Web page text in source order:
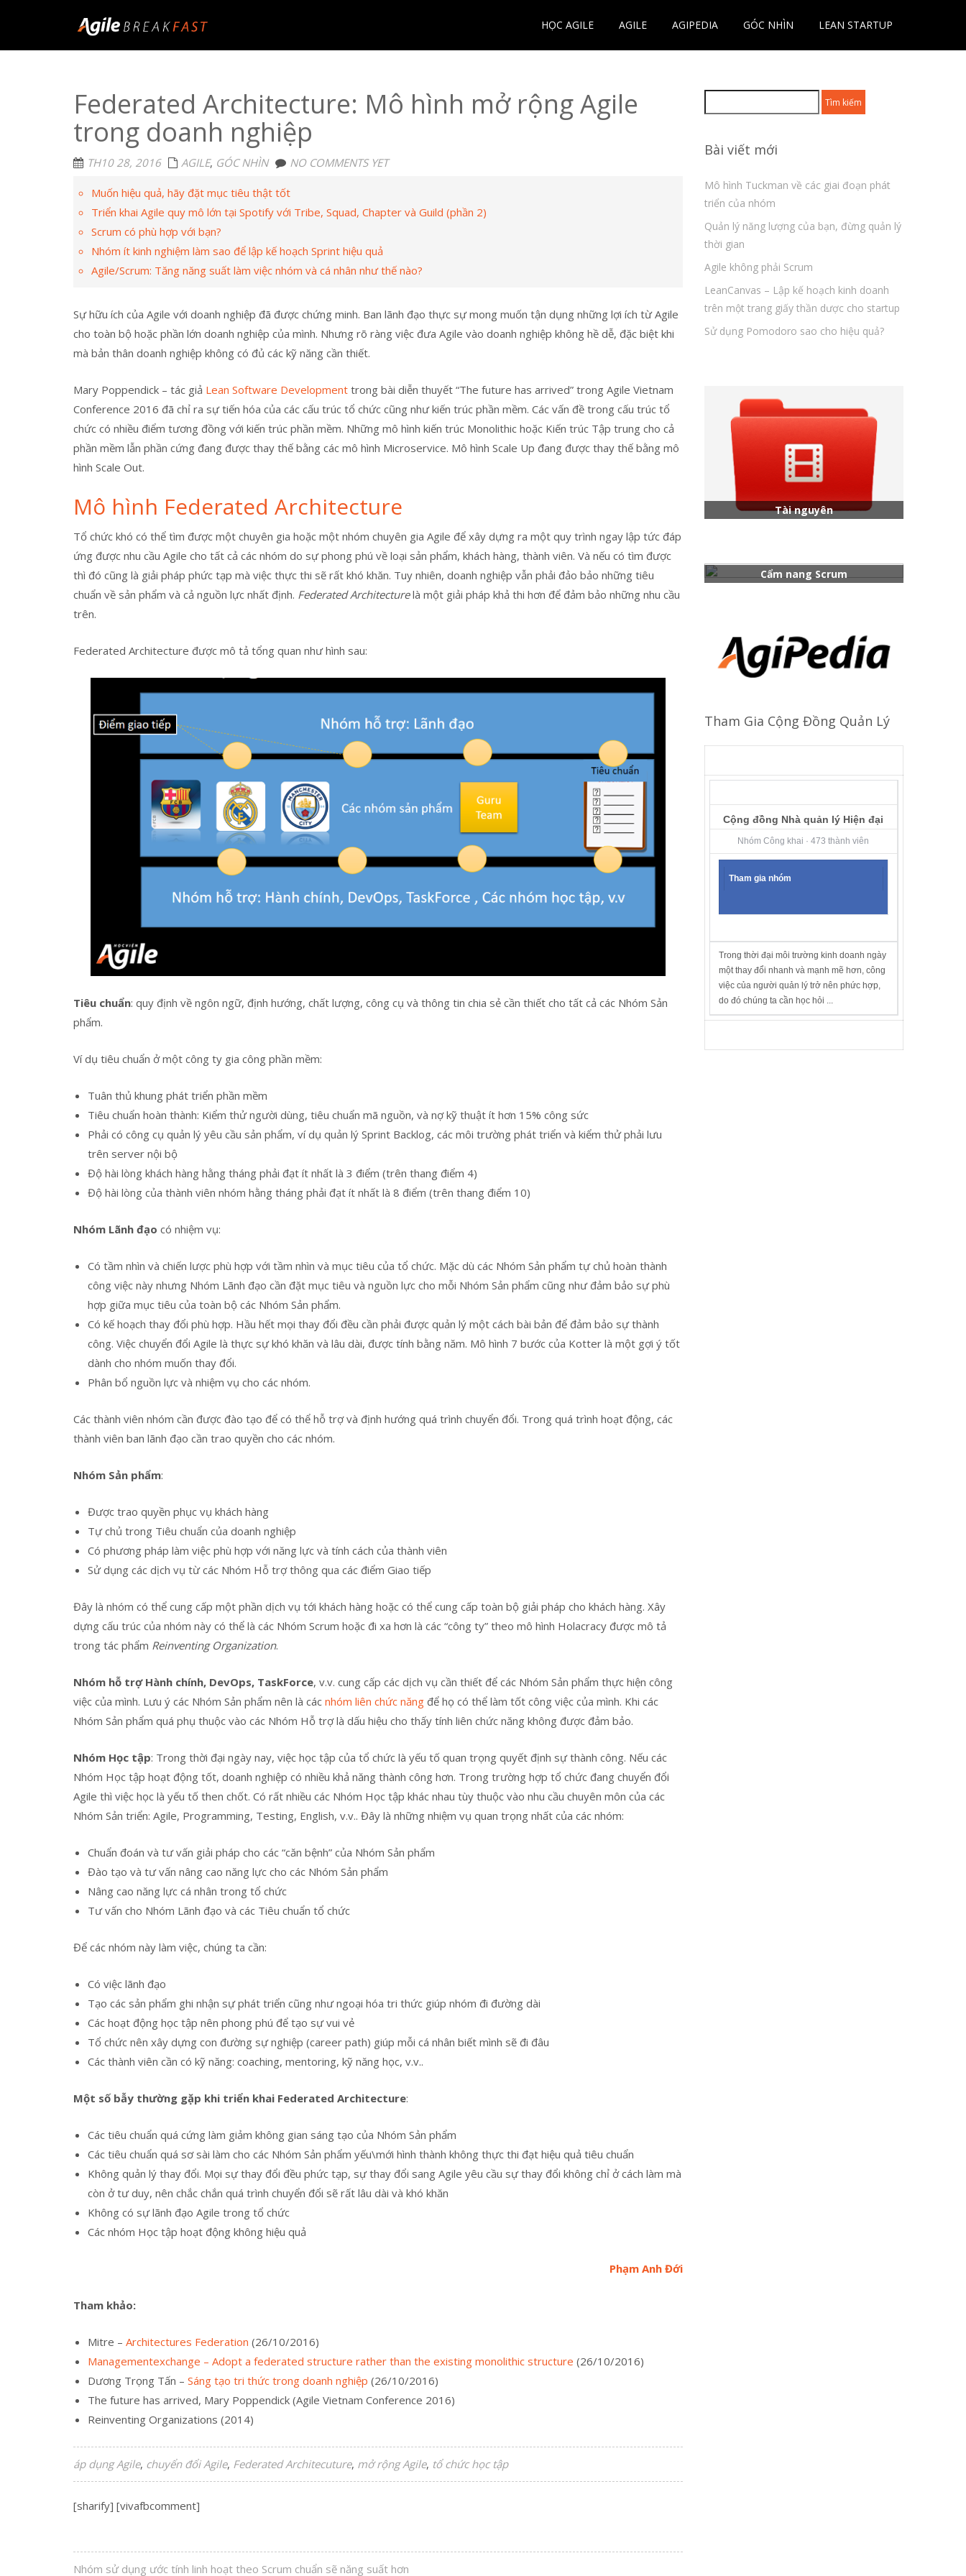
HỌC AGILE AGILE AGIPEDIA GÓC NHÌN LEAN STARTUP
Federated Architecture: Mô hình mở rộng Agile
trong doanh nghiệp
TH10 28, 2016 AGILE, GÓC NHÌN NO COMMENTS YET
Muốn hiệu quả, hãy đặt mục tiêu thật tốt
Triển khai Agile quy mô lớn tại Spotify với Tribe, Squad, Chapter và Guild (phần 2)
Scrum có phù hợp với bạn?
Nhóm ít kinh nghiệm làm sao để lập kế hoạch Sprint hiệu quả
Agile/Scrum: Tăng năng suất làm việc nhóm và cá nhân như thế nào?
Sự hữu ích của Agile với doanh nghiệp đã được chứng minh. Ban lãnh đạo thực sự mong muốn tận dụng những lợi ích từ Agile
cho toàn bộ hoặc phần lớn doanh nghiệp của mình. Nhưng rõ ràng việc đưa Agile vào doanh nghiệp không hề dễ, đặc biệt khi
mà bản thân doanh nghiệp không có đủ các kỹ năng cần thiết.
Mary Poppendick – tác giả Lean Software Development trong bài diễn thuyết “The future has arrived” trong Agile Vietnam
Conference 2016 đã chỉ ra sự tiến hóa của các cấu trúc tổ chức cũng như kiến trúc phần mềm. Các vấn đề trong cấu trúc tổ
chức có nhiều điểm tương đồng với kiến trúc phần mềm. Những mô hình kiến trúc Monolithic hoặc Kiến trúc Tập trung cho cả
phần mềm lẫn phần cứng đang được thay thế bằng các mô hình Microservice. Mô hình Scale Up đang được thay thế bằng mô
hình Scale Out.
Mô hình Federated Architecture
Tổ chức khó có thể tìm được một chuyên gia hoặc một nhóm chuyên gia Agile để xây dựng ra một quy trình ngay lập tức đáp
ứng được nhu cầu Agile cho tất cả các nhóm do sự phong phú về loại sản phẩm, khách hàng, thành viên. Và nếu có tìm được
thì đó cũng là giải pháp phức tạp mà việc thực thi sẽ rất khó khăn. Tuy nhiên, doanh nghiệp vẫn phải đảo bảo những tiêu
chuẩn về sản phẩm và cả nguồn lực nhất định. Federated Architecturelà một giải pháp khả thi hơn để đảm bảo những nhu cầu
trên.
Federated Architecture được mô tả tổng quan như hình sau:
Tiêu chuẩn: quy định về ngôn ngữ, định hướng, chất lượng, công cụ và thông tin chia sẻ cần thiết cho tất cả các Nhóm Sản
phẩm.
Ví dụ tiêu chuẩn ở một công ty gia công phần mềm:
Tuân thủ khung phát triển phần mềm
Tiêu chuẩn hoàn thành: Kiểm thử người dùng, tiêu chuẩn mã nguồn, và nợ kỹ thuật ít hơn 15% công sức
Phải có công cụ quản lý yêu cầu sản phẩm, ví dụ quản lý Sprint Backlog, các môi trường phát triển và kiểm thử phải lưu
trên server nội bộ
Độ hài lòng khách hàng hằng tháng phải đạt ít nhất là 3 điểm (trên thang điểm 4)
Độ hài lòng của thành viên nhóm hằng tháng phải đạt ít nhất là 8 điểm (trên thang điểm 10)
Nhóm Lãnh đạo có nhiệm vụ:
Có tầm nhìn và chiến lược phù hợp với tầm nhìn và mục tiêu của tổ chức. Mặc dù các Nhóm Sản phẩm tự chủ hoàn thành
công việc này nhưng Nhóm Lãnh đạo cần đặt mục tiêu và nguồn lực cho mỗi Nhóm Sản phẩm cũng như đảm bảo sự phù
hợp giữa mục tiêu của toàn bộ các Nhóm Sản phẩm.
Có kế hoạch thay đổi phù hợp. Hầu hết mọi thay đổi đều cần phải được quản lý một cách bài bản để đảm bảo sự thành
công. Việc chuyển đổi Agile là thực sự khó khăn và lâu dài, được tính bằng năm. Mô hình 7 bước của Kotter là một gợi ý tốt
dành cho nhóm muốn thay đổi.
Phân bổ nguồn lực và nhiệm vụ cho các nhóm.
Các thành viên nhóm cần được đào tạo để có thể hỗ trợ và định hướng quá trình chuyển đổi. Trong quá trình hoạt động, các
thành viên ban lãnh đạo cần trao quyền cho các nhóm.
Nhóm Sản phẩm:
Được trao quyền phục vụ khách hàng
Tự chủ trong Tiêu chuẩn của doanh nghiệp
Có phương pháp làm việc phù hợp với năng lực và tính cách của thành viên
Sử dụng các dịch vụ từ các Nhóm Hỗ trợ thông qua các điểm Giao tiếp
Đây là nhóm có thể cung cấp một phần dịch vụ tới khách hàng hoặc có thể cung cấp toàn bộ giải pháp cho khách hàng. Xây
dựng cấu trúc của nhóm này có thể là các Nhóm Scrum hoặc đi xa hơn là các “công ty” theo mô hình Holacracy được mô tả
trong tác phẩm Reinventing Organization.
Nhóm hỗ trợ Hành chính, DevOps, TaskForce, v.v. cung cấp các dịch vụ cần thiết để các Nhóm Sản phẩm thực hiện công
việc của mình. Lưu ý các Nhóm Sản phẩm nên là các nhóm liên chức năng để họ có thể làm tốt công việc của mình. Khi các
Nhóm Sản phẩm quá phụ thuộc vào các Nhóm Hỗ trợ là dấu hiệu cho thấy tính liên chức năng không được đảm bảo.
Nhóm Học tập: Trong thời đại ngày nay, việc học tập của tổ chức là yếu tố quan trọng quyết định sự thành công. Nếu các
Nhóm Học tập hoạt động tốt, doanh nghiệp có nhiều khả năng thành công hơn. Trong trường hợp tổ chức đang chuyển đổi
Agile thì việc học là yếu tố then chốt. Có rất nhiều các Nhóm Học tập khác nhau tùy thuộc vào nhu cầu chuyên môn của các
Nhóm Sản triển: Agile, Programming, Testing, English, v.v.. Đây là những nhiệm vụ quan trọng nhất của các nhóm:
Chuẩn đoán và tư vấn giải pháp cho các “căn bệnh” của Nhóm Sản phẩm
Đào tạo và tư vấn nâng cao năng lực cho các Nhóm Sản phẩm
Nâng cao năng lực cá nhân trong tổ chức
Tư vấn cho Nhóm Lãnh đạo và các Tiêu chuẩn tổ chức
Để các nhóm này làm việc, chúng ta cần:
Có việc lãnh đạo
Tạo các sản phẩm ghi nhận sự phát triển cũng như ngoại hóa tri thức giúp nhóm đi đường dài
Các hoạt động học tập nên phong phú để tạo sự vui vẻ
Tổ chức nên xây dựng con đường sự nghiệp (career path) giúp mỗi cá nhân biết mình sẽ đi đâu
Các thành viên cần có kỹ năng: coaching, mentoring, kỹ năng học, v.v..
Một số bẫy thường gặp khi triển khai Federated Architecture:
Các tiêu chuẩn quá cứng làm giảm không gian sáng tạo của Nhóm Sản phẩm
Các tiêu chuẩn quá sơ sài làm cho các Nhóm Sản phẩm yếu\mới hình thành không thực thi đạt hiệu quả tiêu chuẩn
Không quản lý thay đổi. Mọi sự thay đổi đều phức tạp, sự thay đổi sang Agile yêu cầu sự thay đổi không chỉ ở cách làm mà
còn ở tư duy, nên chắc chắn quá trình chuyển đổi sẽ rất lâu dài và khó khăn
Không có sự lãnh đạo Agile trong tổ chức
Các nhóm Học tập hoạt động không hiệu quả
Phạm Anh Đới
Tham khảo:
Mitre – Architectures Federation (26/10/2016)
Managementexchange – Adopt a federated structure rather than the existing monolithic structure (26/10/2016)
Dương Trọng Tấn – Sáng tạo tri thức trong doanh nghiệp (26/10/2016)
The future has arrived, Mary Poppendick (Agile Vietnam Conference 2016)
Reinventing Organizations (2014)
áp dụng Agile chuyển đổi Agile Federated Architecuture mở rộng Agile tổ chức học tập
[sharify] [vivafbcomment]
Nhóm sử dụng ước tính linh hoạt theo Scrum chuẩn sẽ năng suất hơn
kiếm
Bài viết mới
Mô hình Tuckman về các giai đoạn phát
triển của nhóm
Quản lý năng lượng của bạn, đừng quản lý
thời gian
Agile không phải Scrum
LeanCanvas – Lập kế hoạch kinh doanh
trên một trang giấy thần dược cho startup
Sử dụng Pomodoro sao cho hiệu quả?
Tài nguyên
Cẩm nang Scrum
Tham Gia Cộng Đồng Quản Lý
Cộng đồng Nhà quản lý Hiện đại
Nhóm Công khai · 473 thành viên
Tham gia nhóm
Trong thời đại môi trường kinh doanh ngày
một thay đổi nhanh và mạnh mẽ hơn, công
việc của người quản lý trở nên phức hợp,
do đó chúng ta cần học hỏi ...